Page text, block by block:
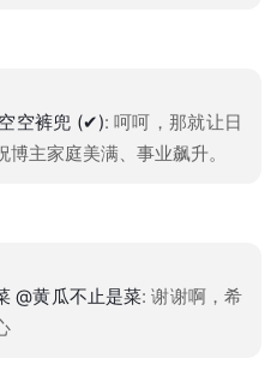
空裤兜 (✔): 呵呵，那就让日
博主家庭美满、事业飙升。
@黄瓜不止是菜: 谢谢啊，希